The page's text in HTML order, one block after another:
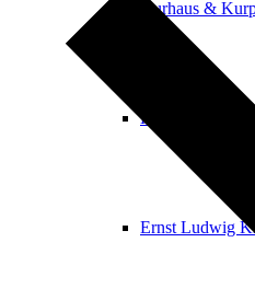
Kurhaus &
Historische
Ernst Ludwig